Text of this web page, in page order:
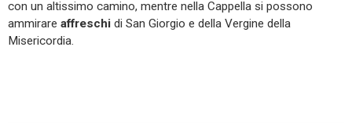
con un altissimo camino, mentre nella Cappella si possono
ammirare affreschi di San Giorgio e della Vergine della
Misericordia.